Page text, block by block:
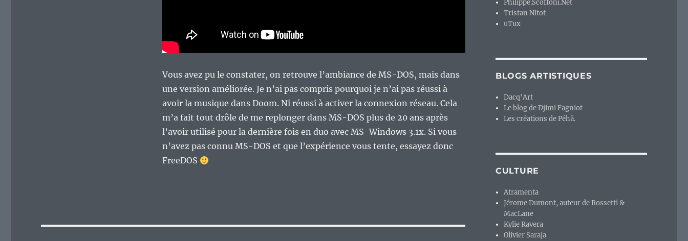
Vous avez pu le constater, on retrouve l’ambiance de MS-DOS, mais dans
une version améliorée. Je n’ai pas compris pourquoi je n’ai pas réussi à
avoir la musique dans Doom. Ni réussi à activer la connexion réseau. Cela
m’a fait tout drôle de me replonger dans MS-DOS plus de 20 ans après
l’avoir utilisé pour la dernière fois en duo avec MS-Windows 3.1x. Si vous
n’avez pas connu MS-DOS et que l’expérience vous tente, essayez donc
FreeDOS
Philippe.Scoffoni.Net
Tristan Nitot
uTux
BLOGS ARTISTIQUES
Dacq'Art
Le blog de Djimi Fagniot
Les créations de Péhä.
CULTURE
Atramenta
Jérome Dumont, auteur de Rossetti &
MacLane
Kylie Ravera
Olivier Saraja